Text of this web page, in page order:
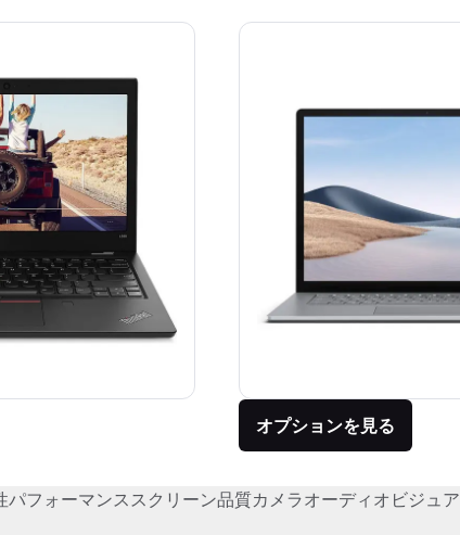
オプションを見る
パフォーマンススクリーン品質カメラオーディオビジュ